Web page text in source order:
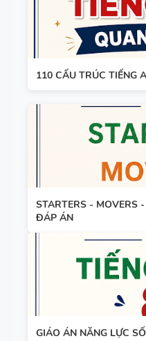
110 CẤU TRÚC TIẾNG
STARTERS - MOVERS
ĐÁP ÁN
GIÁO ÁN NĂNG LỰC